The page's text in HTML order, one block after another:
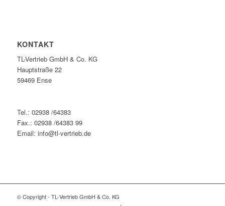
KONTAKT
TL-Vertrieb GmbH & Co. KG
Hauptstraße 22
59469 Ense
Tel.: 02938 /64383
Fax.: 02938 /64383 99
Email: info@tl-vertrieb.de
© Copyright - TL-Vertrieb GmbH & Co. KG